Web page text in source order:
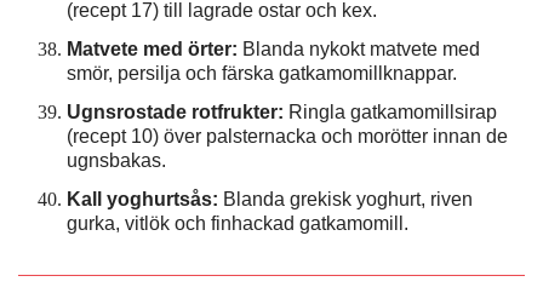
(recept 17) till lagrade ostar och kex.
Matvete med örter: Blanda nykokt matvete med
smör, persilja och färska gatkamomillknappar.
Ugnsrostade rotfrukter: Ringla gatkamomillsirap
(recept 10) över palsternacka och morötter innan de
ugnsbakas.
Kall yoghurtsås: Blanda grekisk yoghurt, riven
gurka, vitlök och finhackad gatkamomill.